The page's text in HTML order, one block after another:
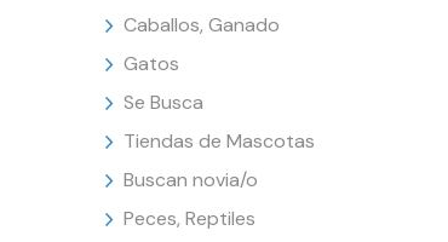
Caballos, Ganado
Gatos
Se Busca
Tiendas de Mascotas
Buscan novia/o
Peces, Reptiles